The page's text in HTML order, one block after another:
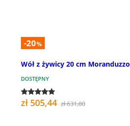
-20%
Wół z żywicy 20 cm Moranduzzo
DOSTĘPNY
zł 505,44 zł 631,80